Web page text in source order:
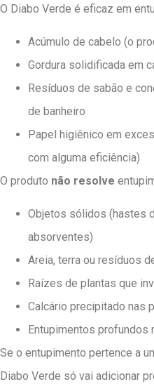
O Diabo Verde é eficaz em
Acúmulo de cabelo (o
Gordura solidificada em
Resíduos de sabão e
de banheiro
Papel higiênico em
com alguma eficiência)
O produto não resolve
Objetos sólidos (hastes
absorventes)
Areia, terra ou resíduos
Raízes de plantas que
Calcário precipitado nas
Entupimentos
Se o entupimento pertence a
Diabo Verde só vai adicionar